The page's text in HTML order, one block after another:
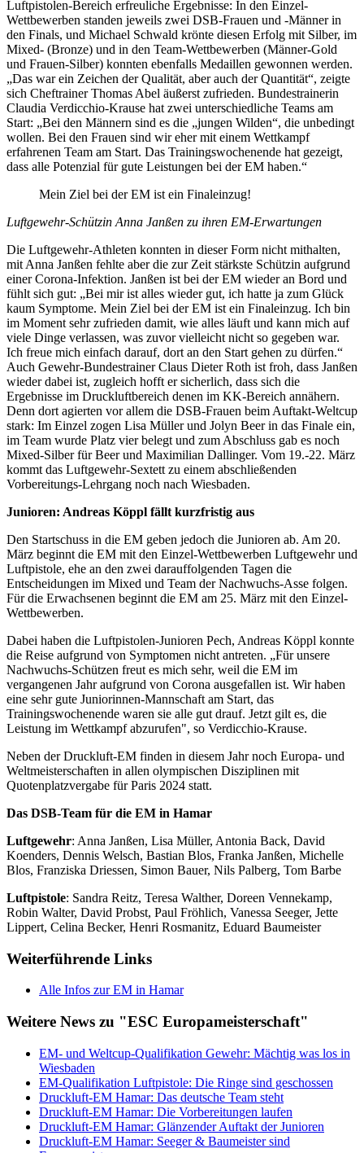
Luftpistolen-Bereich erfreuliche Ergebnisse: In den Einzel-
Wettbewerben standen jeweils zwei DSB-Frauen und -Männer in
den Finals, und Michael Schwald krönte diesen Erfolg mit Silber, im
Mixed- (Bronze) und in den Team-Wettbewerben (Männer-Gold
und Frauen-Silber) konnten ebenfalls Medaillen gewonnen werden.
„Das war ein Zeichen der Qualität, aber auch der Quantität“, zeigte
sich Cheftrainer Thomas Abel äußerst zufrieden. Bundestrainerin
Claudia Verdicchio-Krause hat zwei unterschiedliche Teams am
Start: „Bei den Männern sind es die „jungen Wilden“, die unbedingt
wollen. Bei den Frauen sind wir eher mit einem Wettkampf
erfahrenen Team am Start. Das Trainingswochenende hat gezeigt,
dass alle Potenzial für gute Leistungen bei der EM haben.“
Mein Ziel bei der EM ist ein Finaleinzug!
Luftgewehr-Schützin Anna Janßen zu ihren EM-Erwartungen
Die Luftgewehr-Athleten konnten in dieser Form nicht mithalten,
mit Anna Janßen fehlte aber die zur Zeit stärkste Schützin aufgrund
einer Corona-Infektion. Janßen ist bei der EM wieder an Bord und
fühlt sich gut: „Bei mir ist alles wieder gut, ich hatte ja zum Glück
kaum Symptome. Mein Ziel bei der EM ist ein Finaleinzug. Ich bin
im Moment sehr zufrieden damit, wie alles läuft und kann mich auf
viele Dinge verlassen, was zuvor vielleicht nicht so gegeben war.
Ich freue mich einfach darauf, dort an den Start gehen zu dürfen.“
Auch Gewehr-Bundestrainer Claus Dieter Roth ist froh, dass Janßen
wieder dabei ist, zugleich hofft er sicherlich, dass sich die
Ergebnisse im Druckluftbereich denen im KK-Bereich annähern.
Denn dort agierten vor allem die DSB-Frauen beim Auftakt-Weltcup
stark: Im Einzel zogen Lisa Müller und Jolyn Beer in das Finale ein,
im Team wurde Platz vier belegt und zum Abschluss gab es noch
Mixed-Silber für Beer und Maximilian Dallinger. Vom 19.-22. März
kommt das Luftgewehr-Sextett zu einem abschließenden
Vorbereitungs-Lehrgang noch nach Wiesbaden.
Junioren: Andreas Köppl fällt kurzfristig aus
Den Startschuss in die EM geben jedoch die Junioren ab. Am 20.
März beginnt die EM mit den Einzel-Wettbewerben Luftgewehr und
Luftpistole, ehe an den zwei darauffolgenden Tagen die
Entscheidungen im Mixed und Team der Nachwuchs-Asse folgen.
Für die Erwachsenen beginnt die EM am 25. März mit den Einzel-
Wettbewerben.
Dabei haben die Luftpistolen-Junioren Pech, Andreas Köppl konnte
die Reise aufgrund von Symptomen nicht antreten. „Für unsere
Nachwuchs-Schützen freut es mich sehr, weil die EM im
vergangenen Jahr aufgrund von Corona ausgefallen ist. Wir haben
eine sehr gute Juniorinnen-Mannschaft am Start, das
Trainingswochenende waren sie alle gut drauf. Jetzt gilt es, die
Leistung im Wettkampf abzurufen", so Verdicchio-Krause.
Neben der Druckluft-EM finden in diesem Jahr noch Europa- und
Weltmeisterschaften in allen olympischen Disziplinen mit
Quotenplatzvergabe für Paris 2024 statt.
Das DSB-Team für die EM in Hamar
Luftgewehr: Anna Janßen, Lisa Müller, Antonia Back, David
Koenders, Dennis Welsch, Bastian Blos, Franka Janßen, Michelle
Blos, Franziska Driessen, Simon Bauer, Nils Palberg, Tom Barbe
Luftpistole: Sandra Reitz, Teresa Walther, Doreen Vennekamp,
Robin Walter, David Probst, Paul Fröhlich, Vanessa Seeger, Jette
Lippert, Celina Becker, Henri Rosmanitz, Eduard Baumeister
Weiterführende Links
Alle Infos zur EM in Hamar
Weitere News zu "ESC Europameisterschaft"
EM- und Weltcup-Qualifikation Gewehr: Mächtig was los in
Wiesbaden
EM-Qualifikation Luftpistole: Die Ringe sind geschossen
Druckluft-EM Hamar: Das deutsche Team steht
Druckluft-EM Hamar: Die Vorbereitungen laufen
Druckluft-EM Hamar: Glänzender Auftakt der Junioren
Druckluft-EM Hamar: Seeger & Baumeister sind